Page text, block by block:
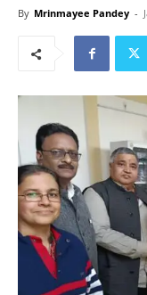
By Mrinmayee Pandey -